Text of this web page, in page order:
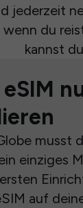
jederzeit
du
kannst
musst
einziges
auf